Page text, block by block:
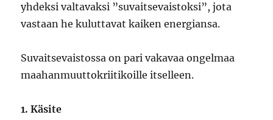
yhdeksi valtavaksi ”suvaitsevaistoksi”, jota
vastaan he kuluttavat kaiken energiansa.
Suvaitsevaistossa on pari vakavaa ongelmaa
maahanmuuttokriitikoille itselleen.
1. Käsite